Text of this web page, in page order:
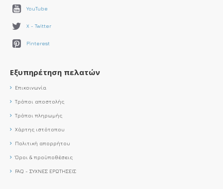
YouTube
X - Twitter
Pinterest
Εξυπηρέτηση πελατών
Επικοινωνία
Τρόποι αποστολής
Τρόποι πληρωμής
Χάρτης ιστότοπου
Πολιτική απορρήτου
Όροι & προϋποθέσεις
FAQ - ΣΥΧΝΕΣ ΕΡΩΤΗΣΕΙΣ